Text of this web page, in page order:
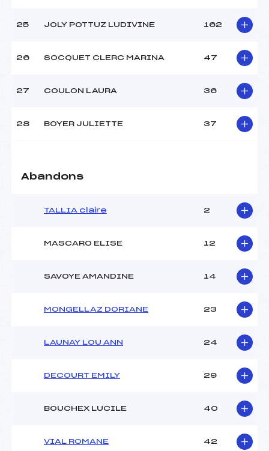
25 JOLY POTTUZ LUDIVINE 162
26 SOCQUET CLERC MARINA 47
27 COULON LAURA 36
28 BOYER JULIETTE 37
Abandons
TALLIA claire 2
MASCARO ELISE 12
SAVOYE AMANDINE 14
MONGELLAZ DORIANE 23
LAUNAY LOU ANN 24
DECOURT EMILY 29
BOUCHEX LUCILE 40
VIAL ROMANE 42